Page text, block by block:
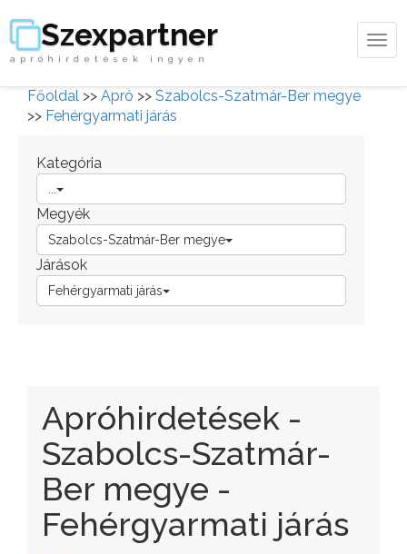
Szexpartner
apróhirdetések ingyen
Főoldal >> Apró >> Szabolcs-Szatmár-Ber megye
>> Fehérgyarmati járás
Kategória
Megyék
Szabolcs-Szatmár-Ber megye
Járások
Fehérgyarmati járás
Apróhirdetések -
Szabolcs-Szatmár-
Ber megye -
Fehérgyarmati járás